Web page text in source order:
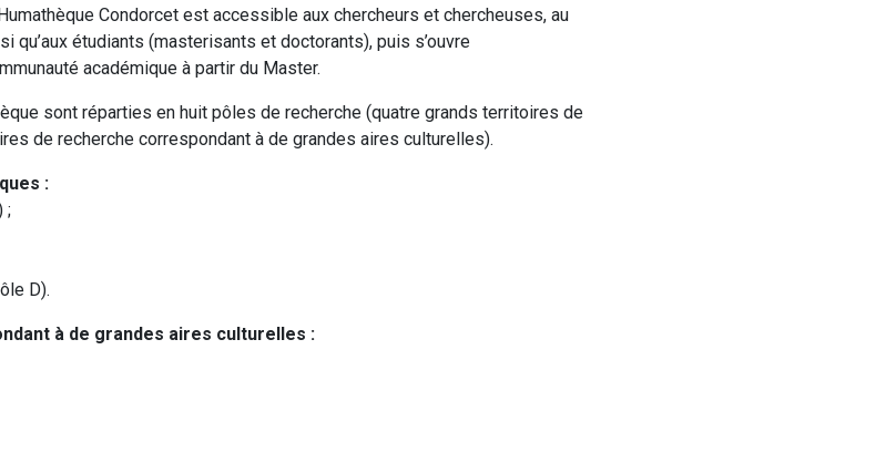
Condorcet est accessible aux chercheurs et chercheuses, au
qu’aux étudiants (masterisants et doctorants), puis s’ouvre
académique à partir du Master.
sont réparties en huit pôles de recherche (quatre grands territoires de
de recherche correspondant à de grandes aires culturelles).
:
;
D).
à de grandes aires culturelles :